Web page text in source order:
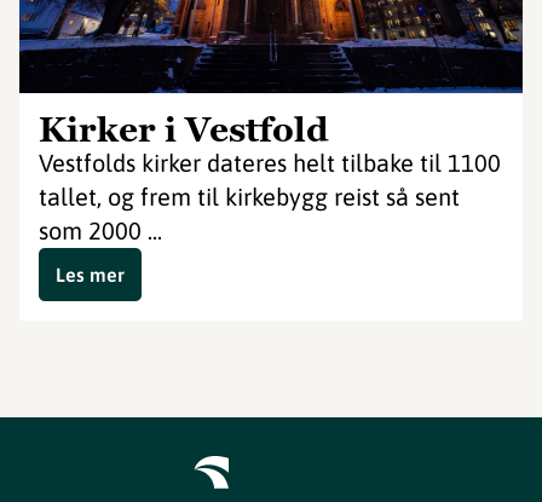
Kirker i Vestfold
Vestfolds kirker dateres helt tilbake til 1100
tallet, og frem til kirkebygg reist så sent
som 2000 ...
Les mer